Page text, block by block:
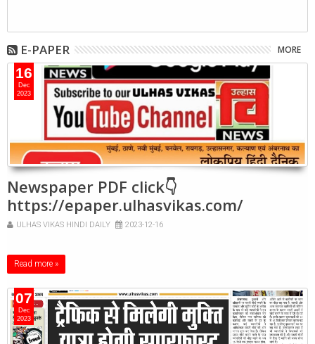
E-PAPER MORE
16
Dec
2023
Newspaper PDF click👇
https://epaper.ulhasvikas.com/
ULHAS VIKAS HINDI DAILY 2023-12-16
Read more »
07
Dec
2023